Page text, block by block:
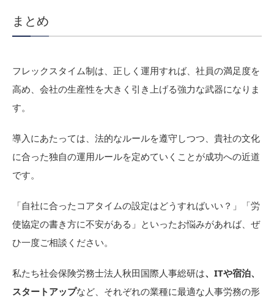
まとめ
フレックスタイム制は、正しく運用すれば、社員の満足度を
高め、会社の生産性を大きく引き上げる強力な武器になりま
す。
導入にあたっては、法的なルールを遵守しつつ、貴社の文化
に合った独自の運用ルールを定めていくことが成功への近道
です。
「自社に合ったコアタイムの設定はどうすればいい？」「労
使協定の書き方に不安がある」といったお悩みがあれば、ぜ
ひ一度ご相談ください。
私たち社会保険労務士法人秋田国際人事総研は、ITや宿泊、
スタートアップなど、それぞれの業種に最適な人事労務の形